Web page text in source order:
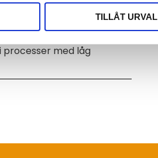
TILLÅT URVAL
M&C gasprovssonderna
processer med låg